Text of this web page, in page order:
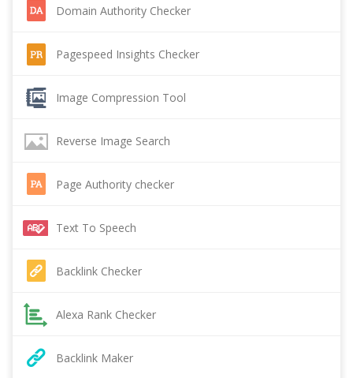
Domain Authority Checker
Pagespeed Insights Checker
Image Compression Tool
Reverse Image Search
Page Authority checker
Text To Speech
Backlink Checker
Alexa Rank Checker
Backlink Maker